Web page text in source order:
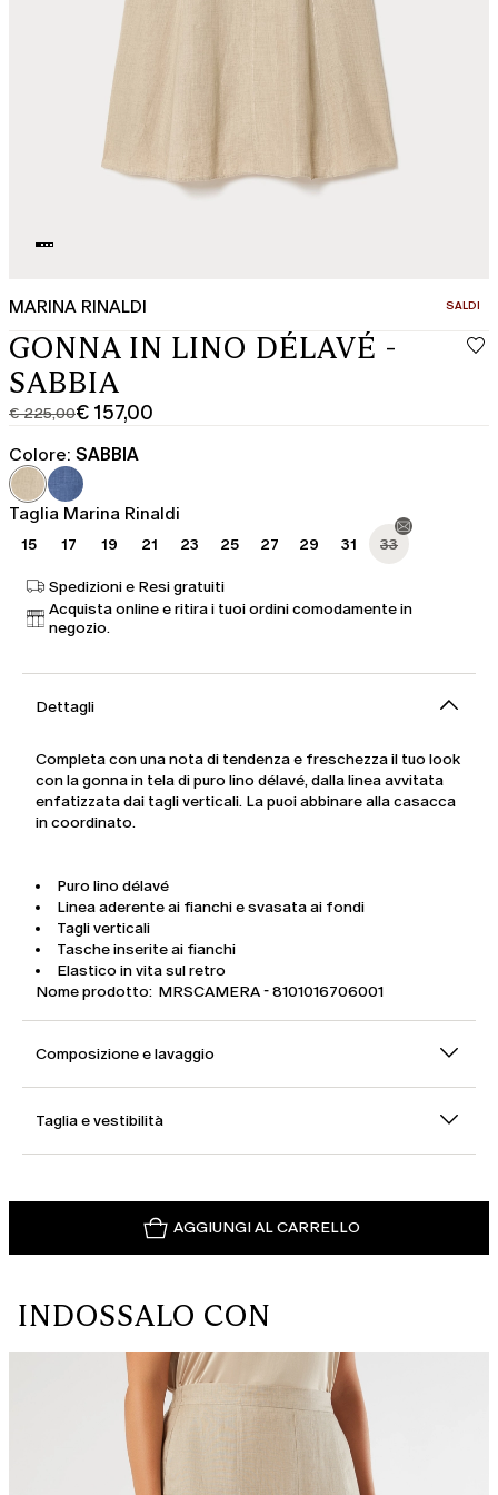
MARINA RINALDI SALDI
GONNA IN LINO DÉLAVÉ -
SABBIA
€ 225,00
Prezzo
originale
€
225,00
€ 157,00
Prezzo
corrente
€
157,00
Colore: SABBIA
Taglia Marina Rinaldi
15 17 19 21 23 25 27 29 31 33
Spedizioni e Resi gratuiti
Acquista online e ritira i tuoi ordini comodamente in
negozio.
Dettagli
Completa con una nota di tendenza e freschezza il tuo look
con la gonna in tela di puro lino délavé, dalla linea avvitata
enfatizzata dai tagli verticali. La puoi abbinare alla casacca
in coordinato.
Puro lino délavé
Linea aderente ai fianchi e svasata ai fondi
Tagli verticali
Tasche inserite ai fianchi
Elastico in vita sul retro
Nome prodotto: MRSCAMERA - 8101016706001
Composizione e lavaggio
Taglia e vestibilità
AGGIUNGI AL CARRELLO
INDOSSALO CON